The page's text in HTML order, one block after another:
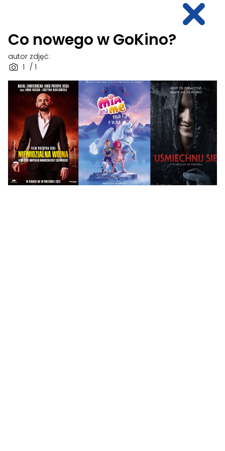
Co nowego w GoKino?
1 / 1
autor zdjęć: